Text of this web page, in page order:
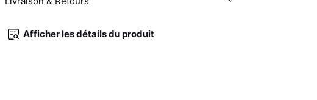
Afficher les détails du produit